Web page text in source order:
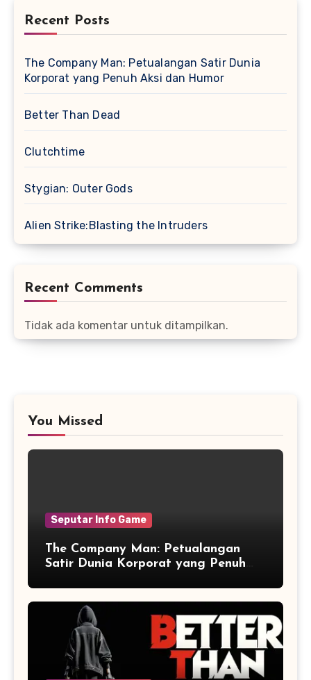
Recent Posts
The Company Man: Petualangan Satir Dunia
Korporat yang Penuh Aksi dan Humor
Better Than Dead
Clutchtime
Stygian: Outer Gods
Alien Strike:Blasting the Intruders
Recent Comments
Tidak ada komentar untuk ditampilkan.
You Missed
Seputar Info Game
The Company Man: Petualangan
Satir Dunia Korporat yang Penuh